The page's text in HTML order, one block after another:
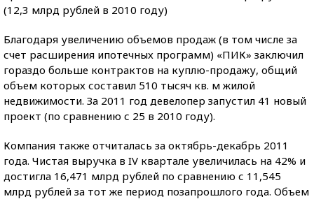
(12,3 млрд рублей в 2010 году)
Благодаря увеличению объемов продаж (в том числе за
счет расширения ипотечных программ) «ПИК» заключил
гораздо больше контрактов на куплю-продажу, общий
объем которых составил 510 тысяч кв. м жилой
недвижимости. За 2011 год девелопер запустил 41 новый
проект (по сравнению с 25 в 2010 году).
Компания также отчиталась за октябрь-декабрь 2011
года. Чистая выручка в IV квартале увеличилась на 42% и
достигла 16,471 млрд рублей по сравнению с 11,545
млрд рублей за тот же период позапрошлого года. Объем